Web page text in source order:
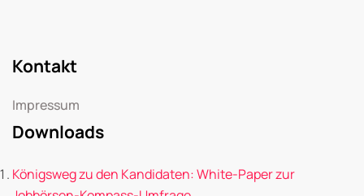
Kontakt
Impressum
Downloads
Königsweg zu den Kandidaten: White-Paper zur